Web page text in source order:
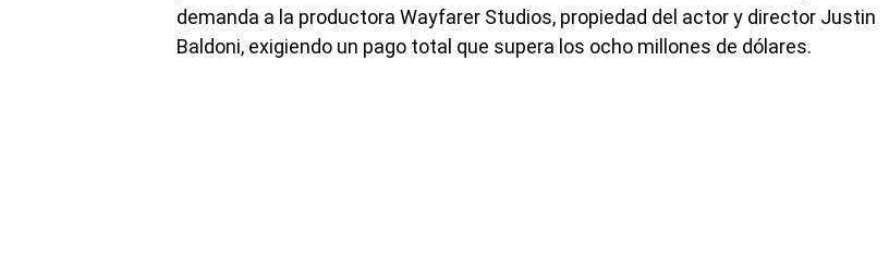
demanda a la productora Wayfarer Studios, propiedad del actor y director Justin
Baldoni, exigiendo un pago total que supera los ocho millones de dólares.